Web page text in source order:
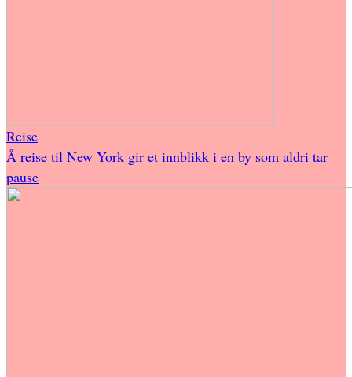
Reise
Å reise til New York gir et innblikk i en by som aldri tar
pause